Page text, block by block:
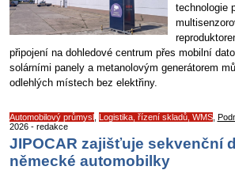
technologie
připojení na dohledové centrum přes mobilní
solárními panely a metanolovým generátorem
odlehlých místech bez elektřiny.
Automobilový průmysl, Logistika, řízení skladů, WMS,
2026 - redakce
JIPOCAR zajišťuje sekvenční
německé automobilky